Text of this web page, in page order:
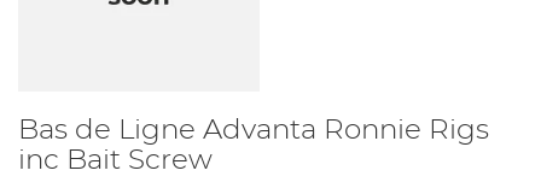
Bas de Ligne Advanta Ronnie Rigs
inc Bait Screw